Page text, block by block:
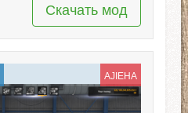
Скачать мод
AJIEHA